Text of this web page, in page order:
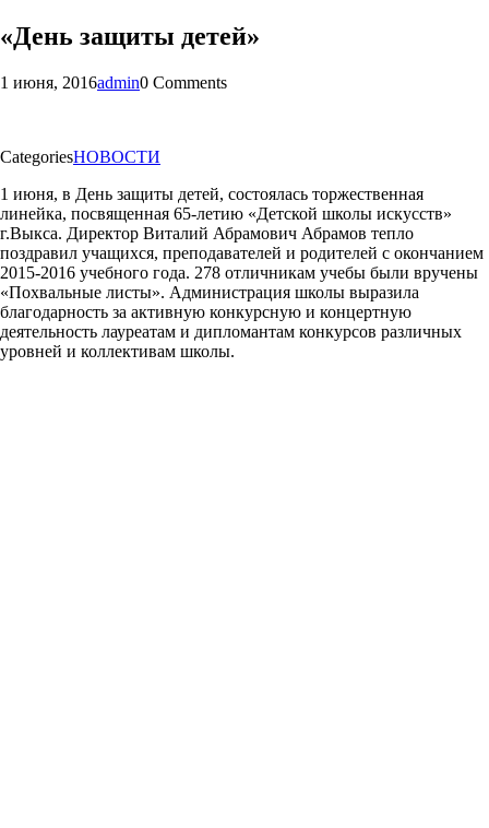
«День защиты детей»
1 июня, 2016admin0 Comments
CategoriesНОВОСТИ
1 июня, в День защиты детей, состоялась торжественная
линейка, посвященная 65-летию «Детской школы искусств»
г.Выкса. Директор Виталий Абрамович Абрамов тепло
поздравил учащихся, преподавателей и родителей с окончанием
2015-2016 учебного года. 278 отличникам учебы были вручены
«Похвальные листы». Администрация школы выразила
благодарность за активную конкурсную и концертную
деятельность лауреатам и дипломантам конкурсов различных
уровней и коллективам школы.